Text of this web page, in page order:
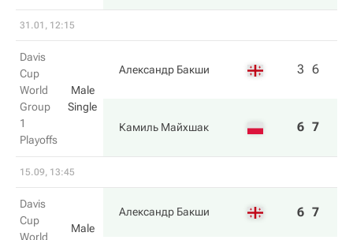
31.01, 12:15
Davis
Cup
World
Group
1
Playoffs
Male
Single
Александр Бакши 3 6
Камиль Майхшак 6 7
15.09, 13:45
Davis
Cup
World
Male
Александр Бакши 6 7